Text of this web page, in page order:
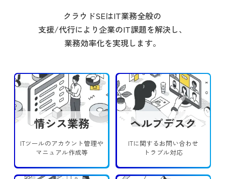
クラウドSEはIT業務全般の
支援/代行により企業のIT課題を解決し、
業務効率化を実現します。
情シス業務
ITツールのアカウント管理や
マニュアル作成等
ヘルプデスク
ITに関するお問い合わせ
トラブル対応